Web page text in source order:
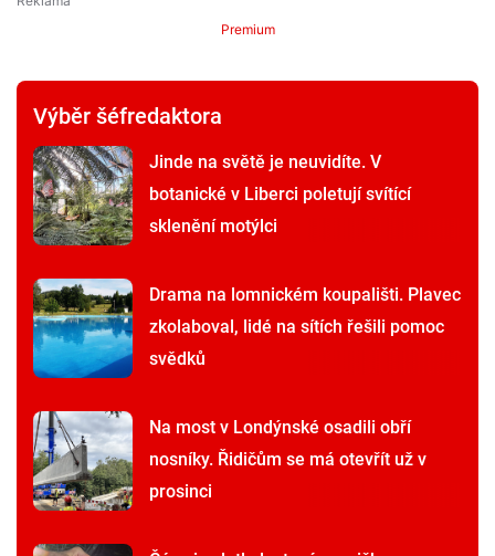
Premium
Výběr šéfredaktora
Jinde na světě je neuvidíte. V
botanické v Liberci poletují svítící
sklenění motýlci
Drama na lomnickém koupališti. Plavec
zkolaboval, lidé na sítích řešili pomoc
svědků
Na most v Londýnské osadili obří
nosníky. Řidičům se má otevřít už v
prosinci